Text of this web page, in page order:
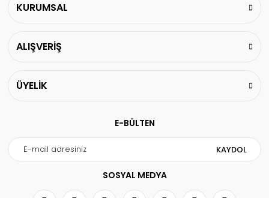
KURUMSAL
ALIŞVERİŞ
ÜYELİK
E-BÜLTEN
KAYDOL
SOSYAL MEDYA